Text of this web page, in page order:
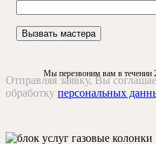
Отправляя заявку, Вы
обработку персональных
Мы перезвоним вам в течении